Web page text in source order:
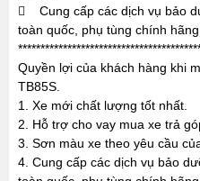
 Cung cấp các dịch vụ bảo
toàn quốc, phụ tùng chính
Quyền lợi của khách hàng khi
TB85S.
1. Xe mới chất lượng tốt nhất.
2. Hỗ trợ cho vay mua xe trả
3. Sơn màu xe theo yêu cầu
4. Cung cấp các dịch vụ bảo